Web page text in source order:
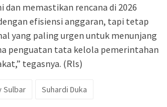
dan memastikan rencana di 2026
efisiensi anggaran, tapi tetap
yang paling urgen untuk menunjang
penguatan tata kelola pemerintahan
tegasnya. (Rls)
Sulbar Suhardi Duka